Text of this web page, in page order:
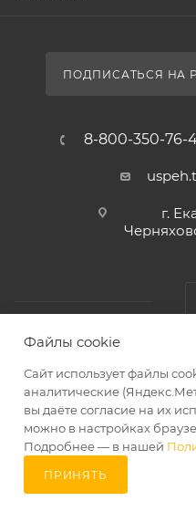
ПОДПИСАТЬСЯ НА
8-800-350-76-
г.
2026 ©
Файлы cookie
Сайт использует файлы
аналитические
вы даёте согласие на их
можно в настройках
Подробнее — в нашей
ПРИНЯТЬ